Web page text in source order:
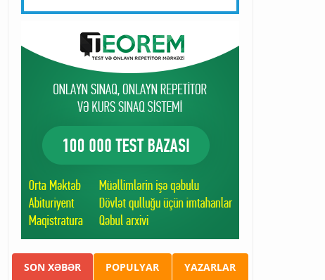
SON XƏBƏR POPULYAR YAZARLAR